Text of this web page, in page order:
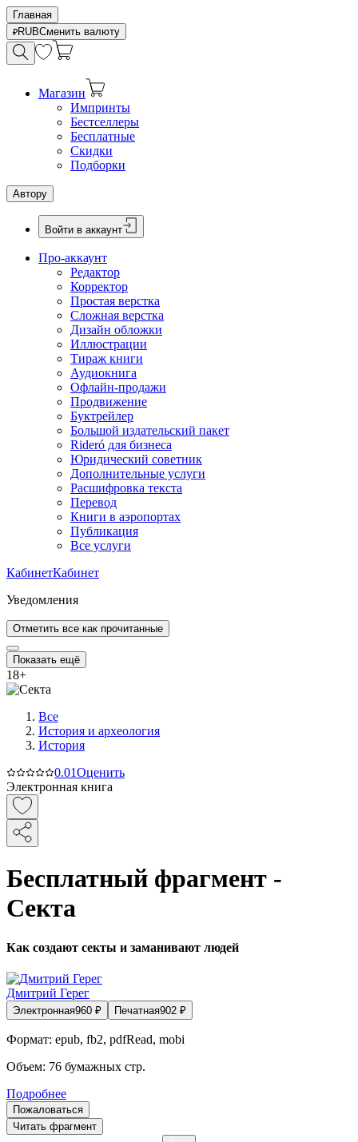
Главная
RUBСменить валюту
Магазин
Импринты
Бестселлеры
Бесплатные
Скидки
Подборки
Автору
Войти в аккаунт
Про-аккаунт
Редактор
Корректор
Простая верстка
Сложная верстка
Дизайн обложки
Иллюстрации
Тираж книги
Аудиокнига
Офлайн-продажи
Продвижение
Буктрейлер
Большой издательский пакет
Rideró для бизнеса
Юридический советник
Дополнительные услуги
Расшифровка текста
Перевод
Книги в аэропортах
Публикация
Все услуги
КабинетКабинет
Уведомления
Отметить все как прочитанные
Показать ещё
18+
Все
История и археология
История
0.01Оценить
Электронная книга
Бесплатный фрагмент -
Cекта
Как создают секты и заманивают людей
Дмитрий Герег
Электронная960 ₽ Печатная902 ₽
Формат: epub, fb2, pdfRead, mobi
Объем: 76 бумажных стр.
Подробнее
Пожаловаться
Читать фрагмент